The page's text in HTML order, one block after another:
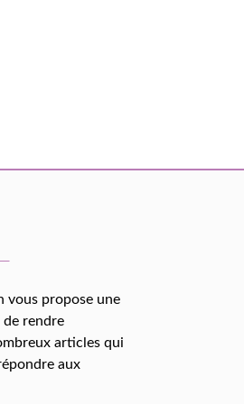
vous propose une
de rendre
articles qui
aux